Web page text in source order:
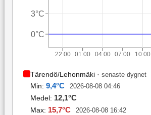
22:00 01:00 04:00 07:00 10:00
0°C
3°C
Tärendö/Lehonmäki· senaste dygnet
Min: 9,4°C 2026-08-08 04:46
Medel: 12,1°C
Max: 15,7°C 2026-08-08 16:42